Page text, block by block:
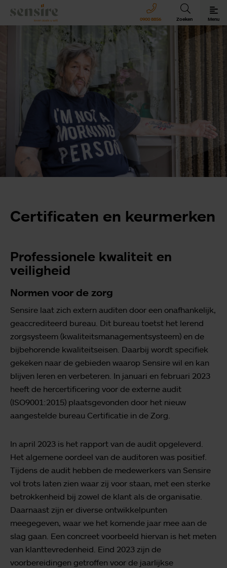
Sensire logo
0900 8856 Zoeken Menu
Sensire bij u thuis
Revalideren met Sensire
Wonen en zorg met Sensire
Meer over Sensire
Certificaten en keurmerken
Professionele kwaliteit en
veiligheid
Normen voor de zorg
Sensire laat zich extern auditen door een onafhankelijk,
geaccrediteerd bureau. Dit bureau toetst het lerend
zorgsysteem (kwaliteitsmanagementsysteem) en de
bijbehorende kwaliteitseisen. Daarbij wordt specifiek
gekeken naar de gebieden waarop Sensire wil en kan
blijven leren en verbeteren. In januari en februari 2023
heeft de hercertificering voor de externe audit
(ISO9001:2015) plaatsgevonden door het nieuw
aangestelde bureau Certificatie in de Zorg.
In april 2023 is het rapport van de audit opgeleverd.
Het algemene oordeel van de auditoren was positief.
Tijdens de audit hebben de medewerkers van Sensire
vol trots laten zien waar zij voor staan, met een sterke
betrokkenheid bij zowel de klant als de organisatie.
Daarnaast zijn er diverse ontwikkelpunten
meegegeven, waar we het komende jaar mee aan de
slag gaan. Een concreet voorbeeld hiervan is het meten
van klanttevredenheid. Eind 2023 zijn de
voorbereidingen getroffen voor de jaarlijkse